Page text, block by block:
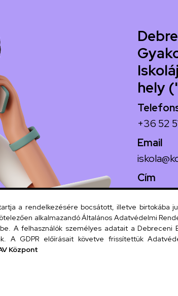
hely
+36 52
Email
Cím
4024
a rendelkezésére bocsátott, illetve birtokába
alkalmazandó Általános Adatvédelmi
A felhasználók személyes adatait a
A GDPR előírásait követve frissítettük
Központ